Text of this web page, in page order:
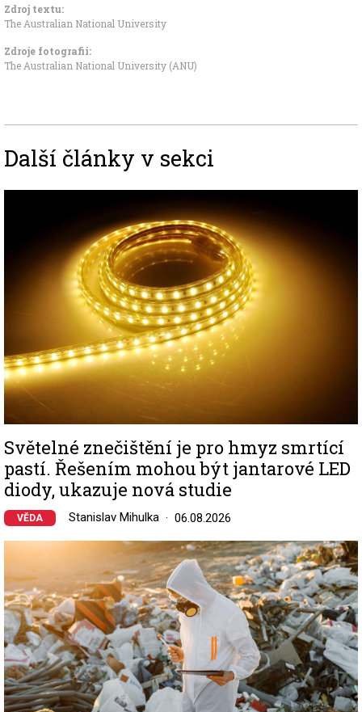
Zdroj textu:
The Australian National University
Zdroje fotografii:
The Australian National University (ANU)
Další články v sekci
Světelné znečištění je pro hmyz smrtící
pastí. Řešením mohou být jantarové LED
diody, ukazuje nová studie
VĚDA Stanislav Mihulka 06.08.2026
Image